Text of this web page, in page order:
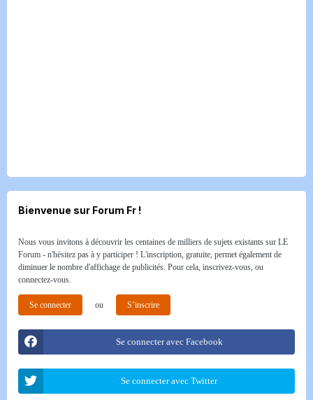
Bienvenue sur Forum Fr !
Nous vous invitons à découvrir les centaines de milliers de sujets existants sur LE
Forum - n'hésitez pas à y participer ! L'inscription, gratuite, permet également de
diminuer le nombre d'affichage de publicités. Pour cela, inscrivez-vous, ou
connectez-vous.
Se connecter ou S’inscrire
Se connecter avec Facebook
Se connecter avec Twitter